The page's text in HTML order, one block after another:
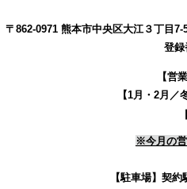
〒862-0971 熊本市中央区大江３丁目7-
登録
【営
【1月・2月／
※今月の
【駐車場】契